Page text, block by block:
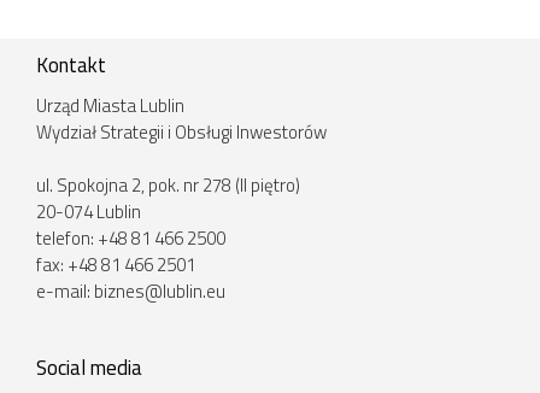
Kontakt
Urząd Miasta Lublin
Wydział Strategii i Obsługi Inwestorów
ul. Spokojna 2, pok. nr 278 (II piętro)
20-074 Lublin
telefon: +48 81 466 2500
fax: +48 81 466 2501
e-mail: biznes@lublin.eu
Social media